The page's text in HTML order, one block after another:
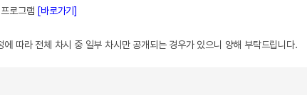
로그램 [바로가기]
따라 전체 차시 중 일부 차시만 공개되는 경우가 있으니 양해 부탁드립니다.